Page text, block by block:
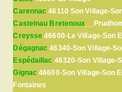
Carennac 46110 Son Village-
Castelnau Bretenoux
Creysse 46600-Le Village-Son
Dégagnac 46340-Son Village-
Espédaillac 46320-Son Village-
Gignac 46600-Son Village-Son
Fontaines